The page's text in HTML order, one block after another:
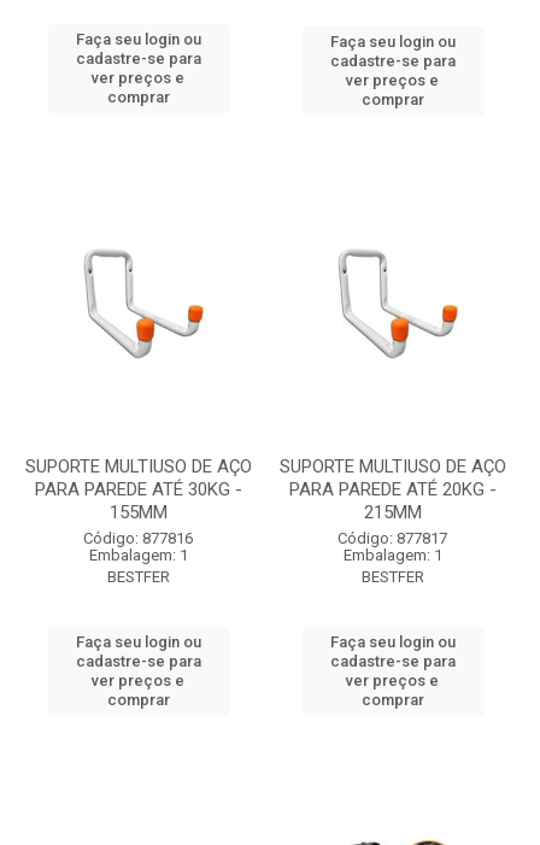
Faça seu login ou
cadastre-se para
ver preços e
comprar
Faça seu login ou
cadastre-se para
ver preços e
comprar
SUPORTE MULTIUSO DE AÇO
PARA PAREDE ATÉ 30KG -
155MM
Código: 877816
Embalagem: 1
BESTFER
Faça seu login ou
cadastre-se para
ver preços e
comprar
SUPORTE MULTIUSO DE AÇO
PARA PAREDE ATÉ 20KG -
215MM
Código: 877817
Embalagem: 1
BESTFER
Faça seu login ou
cadastre-se para
ver preços e
comprar